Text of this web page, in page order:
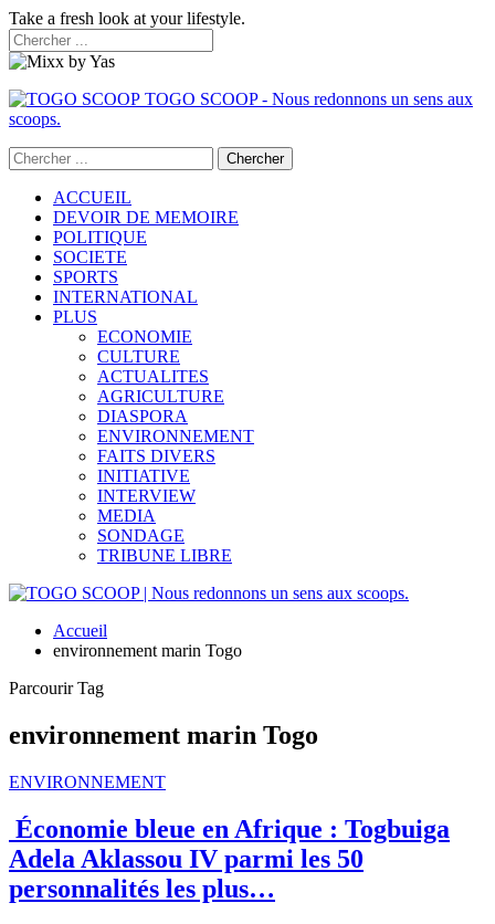
Take a fresh look at your lifestyle.
TOGO SCOOP - Nous redonnons un sens aux
scoops.
ACCUEIL
DEVOIR DE MEMOIRE
POLITIQUE
SOCIETE
SPORTS
INTERNATIONAL
PLUS
ECONOMIE
CULTURE
ACTUALITES
AGRICULTURE
DIASPORA
ENVIRONNEMENT
FAITS DIVERS
INITIATIVE
INTERVIEW
MEDIA
SONDAGE
TRIBUNE LIBRE
Accueil
environnement marin Togo
Parcourir Tag
environnement marin Togo
ENVIRONNEMENT
Économie bleue en Afrique : Togbuiga
Adela Aklassou IV parmi les 50
personnalités les plus…